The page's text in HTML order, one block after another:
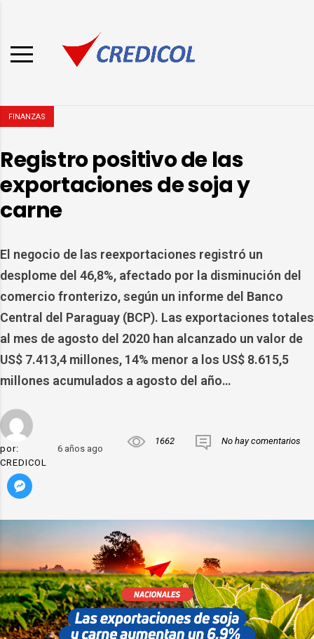
FINANZAS
Registro positivo de las
exportaciones de soja y
carne
El negocio de las reexportaciones registró un
desplome del 46,8%, afectado por la disminución del
comercio fronterizo, según un informe del Banco
Central del Paraguay (BCP). Las exportaciones totales
al mes de agosto del 2020 han alcanzado un valor de
US$ 7.413,4 millones, 14% menor a los US$ 8.615,5
millones acumulados a agosto del año…
por:
CREDICOL
6 años ago
1662 No hay comentarios